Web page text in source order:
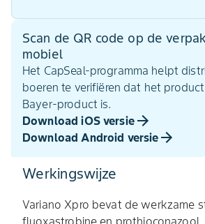
Scan de QR code op de
mobiel
Het CapSeal-programma helpt
boeren te verifiëren dat het
Bayer-product is.
Download iOS versie
Download Android versie
Werkingswijze
Variano Xpro bevat de werkzame
fluoxastrobine en prothioconazool.